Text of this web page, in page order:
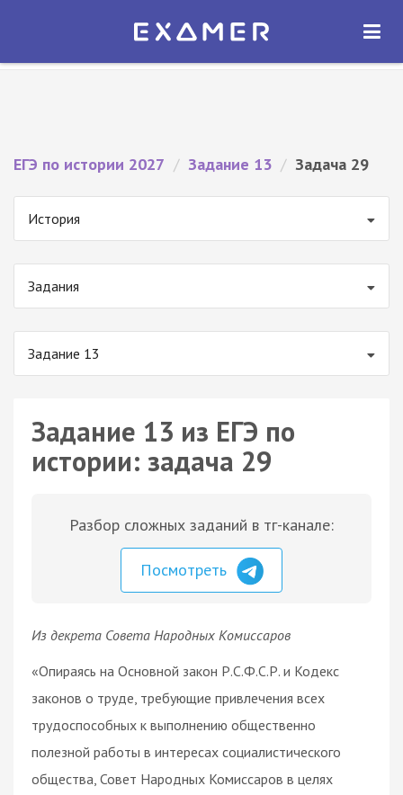
Экзамер — ЕГЭ 2027
ОТКРЫТЬ
ЕГЭ по истории 2027 / Задание 13 / Задача 29
История
Задания
Задание 13
Задание 13 из ЕГЭ по
истории: задача 29
Разбор сложных заданий в тг-канале:
Посмотреть
Из декрета Совета Народных Комиссаров
«Опираясь на Основной закон Р.С.Ф.С.Р. и Кодекс
законов о труде, требующие привлечения всех
трудоспособных к выполнению общественно
полезной работы в интересах социалистического
общества, Совет Народных Комиссаров в целях